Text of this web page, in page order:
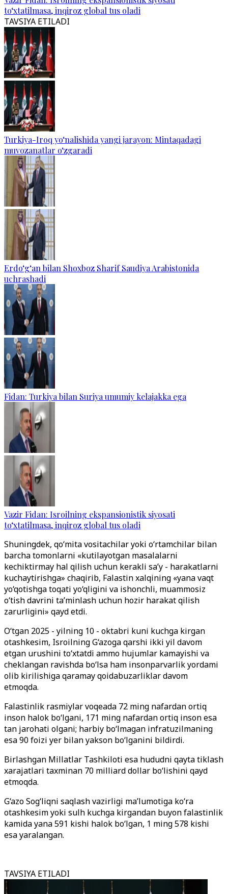
to‘xtatilmasa, inqiroz global tus oladi
TAVSIYA ETILADI
Turkiya-Iroq yo‘nalishida yangi jarayon: Mintaqadagi
muvozanatlar o‘zgaradi
Erdo‘g‘an bilan Shoxboz Sharif Saudiya Arabistonida
uchrashadi
Fidan: Turkiya bilan Suriya umumiy kelajakka ega
Vazir Fidan: Isroilning ekspansionistik siyosati
to‘xtatilmasa, inqiroz global tus oladi
Shuningdek, qo‘mita vositachilar yoki o‘rtamchilar bilan
barcha tomonlarni «kutilayotgan masalalarni
kechiktirmay hal qilish uchun kerakli sa’y - harakatlarni
kuchaytirishga» chaqirib, Falastin xalqining «yana vaqt
yo‘qotishga toqati yo‘qligini va ishonchli, muammosiz
o‘tish davrini ta’minlash uchun hozir harakat qilish
zarurligini» qayd etdi.
O‘tgan 2025 - yilning 10 - oktabri kuni kuchga kirgan
otashkesim, Isroilning G‘azoga qarshi ikki yil davom
etgan urushini to‘xtatdi ammo hujumlar kamayishi va
cheklangan ravishda bo‘lsa ham insonparvarlik yordami
olib kirilishiga qaramay qoidabuzarliklar davom
etmoqda.
Falastinlik rasmiylar voqeada 72 ming nafardan ortiq
inson halok bo‘lgani, 171 ming nafardan ortiq inson esa
tan jarohati olgani; harbiy bo‘lmagan infratuzilmaning
esa 90 foizi yer bilan yakson bo‘lganini bildirdi.
Birlashgan Millatlar Tashkiloti esa hududni qayta tiklash
xarajatlari taxminan 70 milliard dollar bo‘lishini qayd
etmoqda.
G‘azo Sog‘liqni saqlash vazirligi ma’lumotiga ko‘ra
otashkesim yoki sulh kuchga kirgandan buyon falastinlik
kamida yana 591 kishi halok bo‘lgan, 1 ming 578 kishi
esa yaralangan.
TAVSIYA ETILADI